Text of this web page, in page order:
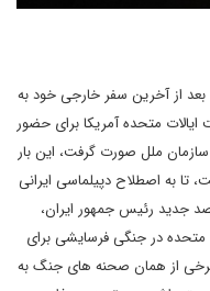
از آخرین سفر خارجی خود به
ایالات متحده آمریکا برای حضور
ملل صورت گرفت، این بار
به اصطلاح دپیلماسی ایرانی
جدید رئیس جمهور ایران،
در جنگی فرسایشی برای
برخی از همان صحنه های جنگ به